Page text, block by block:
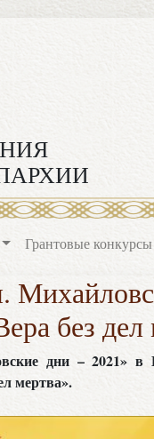
Грантовые конкурсы
без дел
дни – 2021» в
мертва».